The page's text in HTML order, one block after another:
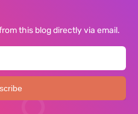
this blog directly via email.